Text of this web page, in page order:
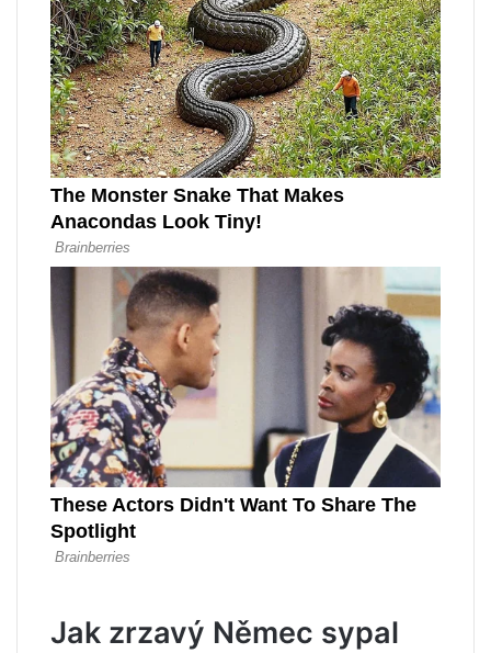
Jak zrzavý Němec sypal